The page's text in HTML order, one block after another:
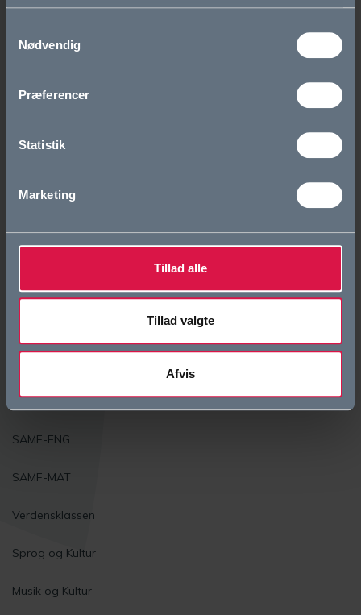
Nødvendig
Præferencer
Statistik
Marketing
Tillad alle
Tillad valgte
Afvis
Om OG
Vision og værdier
Whistleblowerordning
Krop og Natur
SAMF-ENG
SAMF-MAT
Verdensklassen
Sprog og Kultur
Musik og Kultur